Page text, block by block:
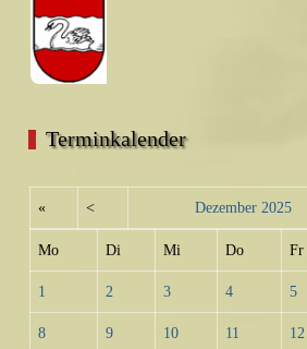
Terminkalender
« < Dezember 2025
Mo Di Mi Do Fr
1 2 3 4 5
8 9 10 11 12